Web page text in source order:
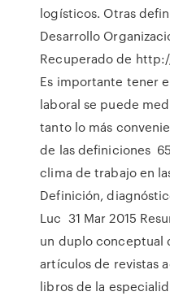
logísticos. Otras
Desarrollo
Recuperado de
Es importante tener
laboral se puede
tanto lo más
de las definiciones
clima de trabajo en
Definición,
Luc 31 Mar 2015
un duplo conceptual
artículos de revistas
libros de la